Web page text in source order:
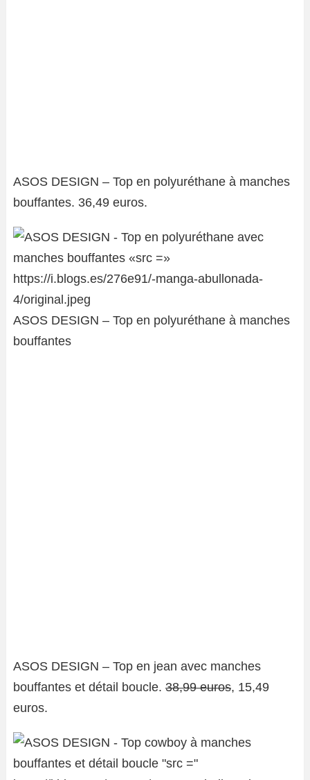
ASOS DESIGN – Top en polyuréthane à manches
bouffantes. 36,49 euros.
ASOS DESIGN – Top en polyuréthane à manches
bouffantes
ASOS DESIGN – Top en jean avec manches
bouffantes et détail boucle. 38,99 euros, 15,49
euros.